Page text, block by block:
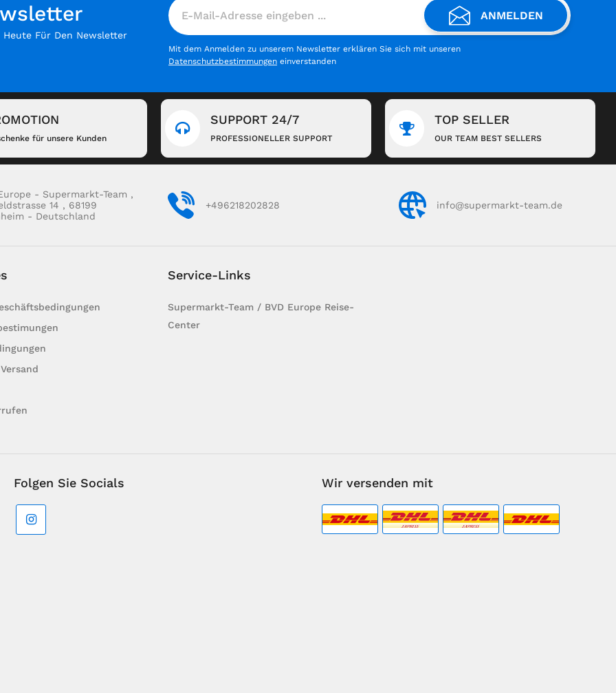
Für Den Newsletter
ANMELDEN
Mit dem Anmelden zu unserem Newsletter erklären Sie sich mit unseren
Datenschutzbestimmungen einverstanden
für unsere Kunden
SUPPORT 24/7
PROFESSIONELLER SUPPORT
TOP SELLER
OUR TEAM BEST SELLERS
- Supermarkt-Team ,
14 , 68199
- Deutschland
+496218202828 info@supermarkt-team.de
Service-Links
Supermarkt-Team / BVD Europe Reise-
Center
Folgen Sie Socials Wir versenden mit